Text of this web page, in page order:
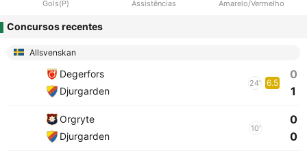
Gols(P) Assistências Amarelo/Vermelho
Concursos recentes
Allsvenskan
Degerfors
Djurgarden
24' 6.5
0
1
Orgryte
Djurgarden
10'
0
0